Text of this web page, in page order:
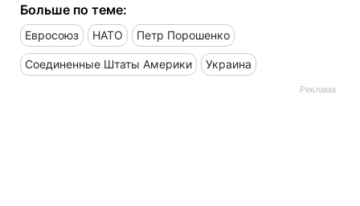
Больше по теме:
Евросоюз НАТО Петр Порошенко
Соединенные Штаты Америки Украина